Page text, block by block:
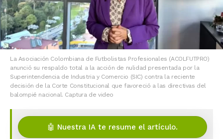
La Asociación Colombiana de Futbolistas Profesionales (ACOLFUTPRO)
anunció su respaldo total a la acción de nulidad presentada por la
Superintendencia de Industria y Comercio (SIC) contra la reciente
decisión de la Corte Constitucional que favoreció a las directivas del
balompié nacional. Captura de video
🤖 Nuestra IA te resume el artículo.